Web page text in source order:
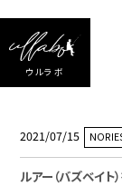
ウルラボ
2021/07/15
ルアー（バズベイト）